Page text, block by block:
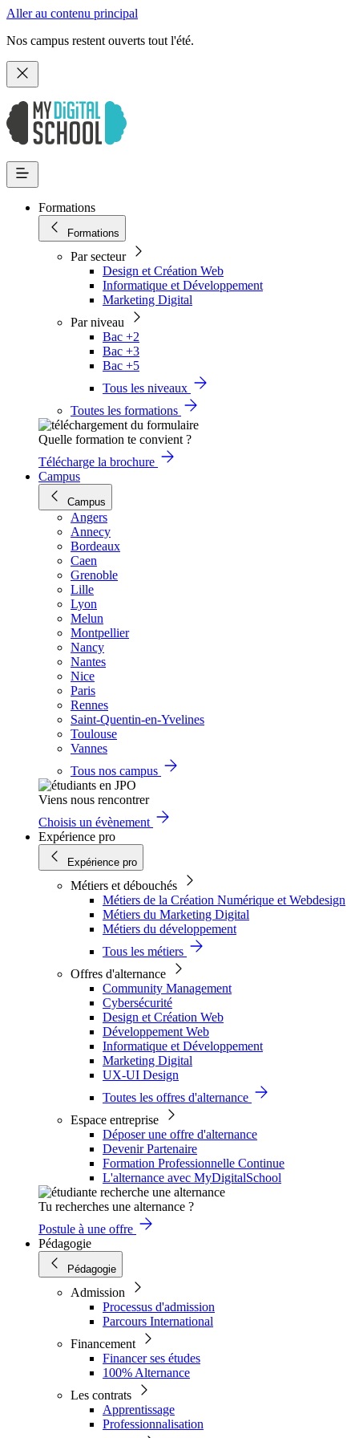
Aller au contenu principal
Nos campus restent ouverts tout l'été.
Formations
Formations
Par secteur
Design et Création Web
Informatique et Développement
Marketing Digital
Par niveau
Bac +2
Bac +3
Bac +5
Tous les niveaux
Toutes les formations
Quelle formation te convient ?
Télécharge la brochure
Campus
Campus
Angers
Annecy
Bordeaux
Caen
Grenoble
Lille
Lyon
Melun
Montpellier
Nancy
Nantes
Nice
Paris
Rennes
Saint-Quentin-en-Yvelines
Toulouse
Vannes
Tous nos campus
Viens nous rencontrer
Choisis un évènement
Expérience pro
Expérience pro
Métiers et débouchés
Métiers de la Création Numérique et Webdesign
Métiers du Marketing Digital
Métiers du développement
Tous les métiers
Offres d'alternance
Community Management
Cybersécurité
Design et Création Web
Développement Web
Informatique et Développement
Marketing Digital
UX-UI Design
Toutes les offres d'alternance
Espace entreprise
Déposer une offre d'alternance
Devenir Partenaire
Formation Professionnelle Continue
L'alternance avec MyDigitalSchool
Tu recherches une alternance ?
Postule à une offre
Pédagogie
Pédagogie
Admission
Processus d'admission
Parcours International
Financement
Financer ses études
100% Alternance
Les contrats
Apprentissage
Professionnalisation